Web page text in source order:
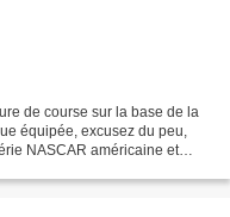
de course sur la base de la
équipée, excusez du peu,
NASCAR américaine et